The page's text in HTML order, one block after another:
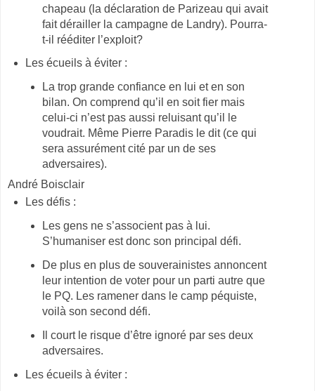
chapeau (la déclaration de Parizeau qui avait
fait dérailler la campagne de Landry). Pourra-
t-il rééditer l’exploit?
Les écueils à éviter :
La trop grande confiance en lui et en son
bilan. On comprend qu’il en soit fier mais
celui-ci n’est pas aussi reluisant qu’il le
voudrait. Même Pierre Paradis le dit (ce qui
sera assurément cité par un de ses
adversaires).
André Boisclair
Les défis :
Les gens ne s’associent pas à lui.
S’humaniser est donc son principal défi.
De plus en plus de souverainistes annoncent
leur intention de voter pour un parti autre que
le PQ. Les ramener dans le camp péquiste,
voilà son second défi.
Il court le risque d’être ignoré par ses deux
adversaires.
Les écueils à éviter :